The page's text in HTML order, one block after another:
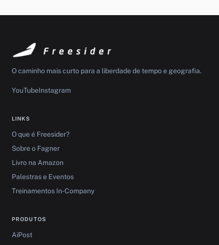
O caminho mais curto para a liberdade de tempo e geografia.
YouTubeInstagram
LINKS
O que é Freesider?
Sobre o Fagner
Livro na Amazon
Palestras e Eventos
Treinamentos In-Company
PRODUTOS
AiPost